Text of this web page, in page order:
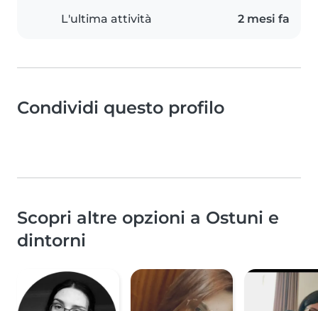
L'ultima attività 2 mesi fa
Condividi questo profilo
Scopri altre opzioni a Ostuni e
dintorni